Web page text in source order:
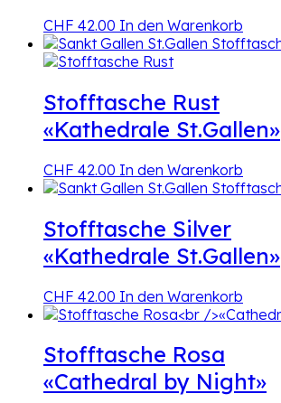
CHF 42.00 In den Warenkorb
Stofftasche Rust
«Kathedrale St.Gallen»
CHF 42.00 In den Warenkorb
Stofftasche Silver
«Kathedrale St.Gallen»
CHF 42.00 In den Warenkorb
Stofftasche Rosa
«Cathedral by Night»